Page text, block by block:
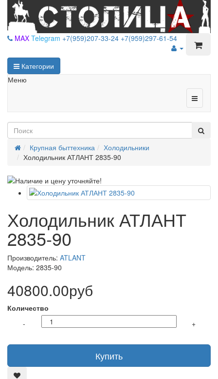
MAX Telegram +7(959)207-33-24 +7(959)297-61-54
Категории
Меню
Крупная быттехника
Холодильники
Холодильник АТЛАНТ 2835-90
Холодильник АТЛАНТ
2835-90
Производитель: ATLANT
Модель: 2835-90
40800.00руб
Количество
-
+
Купить